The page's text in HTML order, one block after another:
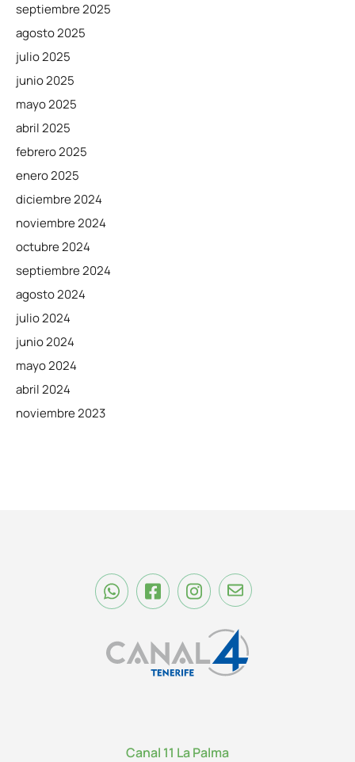
septiembre 2025
agosto 2025
julio 2025
junio 2025
mayo 2025
abril 2025
febrero 2025
enero 2025
diciembre 2024
noviembre 2024
octubre 2024
septiembre 2024
agosto 2024
julio 2024
junio 2024
mayo 2024
abril 2024
noviembre 2023
Canal 11 La Palma